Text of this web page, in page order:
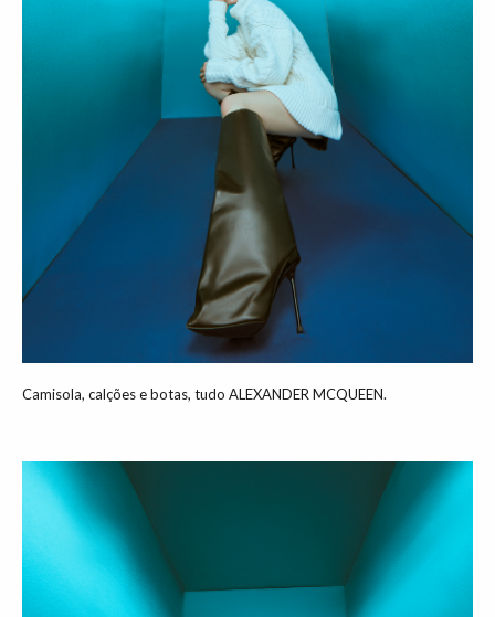
Camisola, calções e botas, tudo ALEXANDER MCQUEEN.